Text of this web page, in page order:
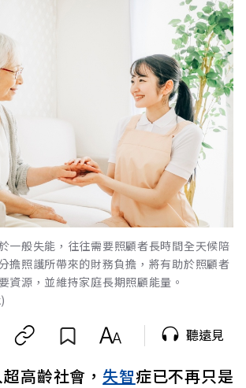
一般失能，往往需要照顧者長時間全天候陪
擔照護所帶來的財務負擔，將有助於照顧者
資源，並維持家庭長期照顧能量。
聽遠見
高齡社會， 失智症已不再只是